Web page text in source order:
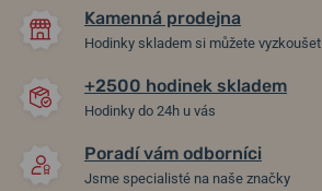
Kamenná prodejna
Hodinky skladem si můžete vyzkoušet
+2500 hodinek skladem
Hodinky do 24h u vás
Poradí vám odborníci
Jsme specialisté na naše značky